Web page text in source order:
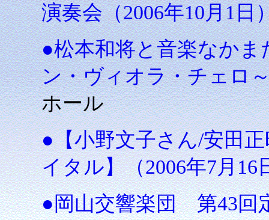
演奏会（2006年10月1日
●松本和将と音楽なか
ン・ヴィオラ・チェロ
ホール
●【小野文子さん/安田
イタル】（2006年7月16
●岡山交響楽団 第43回